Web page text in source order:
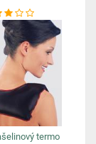
termo